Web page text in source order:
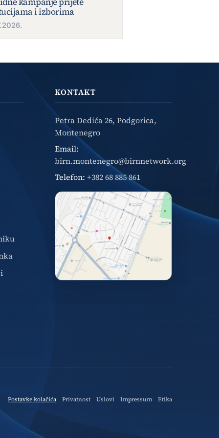
i izborima
KONTAKT
Petra Dedića 26, Podgorica,
Montenegro
Email:
birn.montenegro@birnnetwork.org
Telefon: +382 68 885 861
Postavke kolačića Privatnost Uslovi Impressum Etika